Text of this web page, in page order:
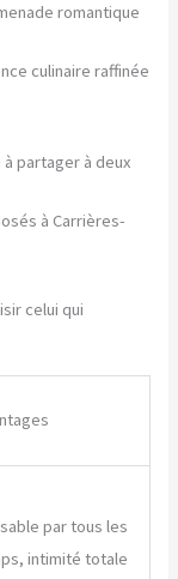
romantique
culinaire raffinée
partager à deux
à Carrières-
celui qui
par tous les
intimité totale